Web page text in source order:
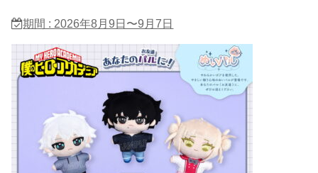
期間 : 2026年8月9日〜9月7日